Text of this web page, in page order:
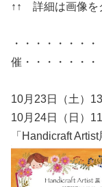
↑↑ 詳細は画像
・・・・・・・
催・・・・・・・
10月23日（土）
10月24日（日）
「Handicraft